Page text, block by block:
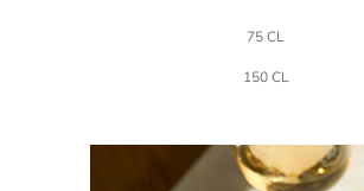
75 CL
150 CL